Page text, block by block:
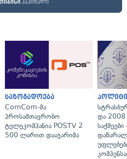
საზოგადოება
ComCom-მა
პროსამთავრობო
ტელეკომპანია POSTV 2
500 ლარით დააჯარიმა
და 2008